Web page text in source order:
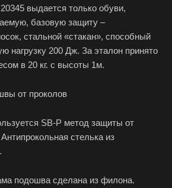
выдается только обуви,
базовую защиту –
стальной «стакан», способный
нагрузку 200 Дж. За эталон принято
в 20 кг. с высоты 1м.
от проколов
SB-P метод защиты от
стелька из
подошва сделана из филона.